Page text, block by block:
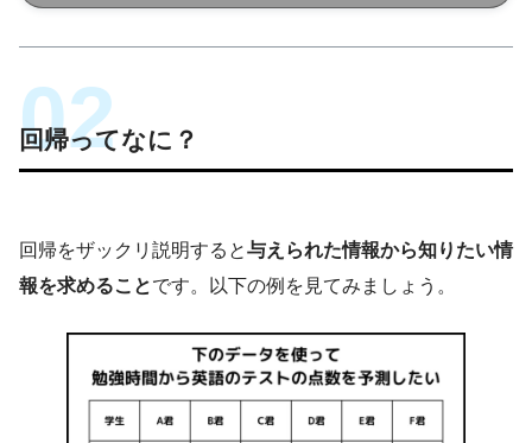
このブログでは経営工学を勉強している現役理
系大学生が、経営工学に関することを色々話し
ていきます！
回帰ってなに？
回帰をザックリ説明すると与えられた情報から知りたい情
報を求めることです。以下の例を見てみましょう。